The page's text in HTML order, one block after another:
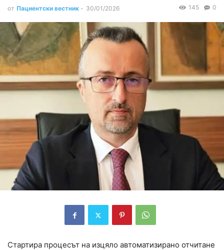
от Пациентски вестник - 30/01/2026 0
145
Стартира процесът на изцяло автоматизирано отчитане